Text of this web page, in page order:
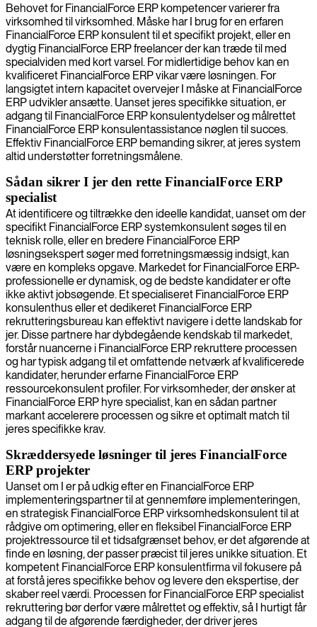
Behovet for FinancialForce ERP kompetencer varierer fra
virksomhed til virksomhed. Måske har I brug for en erfaren
FinancialForce ERP konsulent til et specifikt projekt, eller en
dygtig FinancialForce ERP freelancer der kan træde til med
specialviden med kort varsel. For midlertidige behov kan en
kvalificeret FinancialForce ERP vikar være løsningen. For
langsigtet intern kapacitet overvejer I måske at FinancialForce
ERP udvikler ansætte. Uanset jeres specifikke situation, er
adgang til FinancialForce ERP konsulentydelser og målrettet
FinancialForce ERP konsulentassistance nøglen til succes.
Effektiv FinancialForce ERP bemanding sikrer, at jeres system
altid understøtter forretningsmålene.
Sådan sikrer I jer den rette FinancialForce ERP
specialist
At identificere og tiltrække den ideelle kandidat, uanset om der
specifikt FinancialForce ERP systemkonsulent søges til en
teknisk rolle, eller en bredere FinancialForce ERP
løsningsekspert søger med forretningsmæssig indsigt, kan
være en kompleks opgave. Markedet for FinancialForce ERP-
professionelle er dynamisk, og de bedste kandidater er ofte
ikke aktivt jobsøgende. Et specialiseret FinancialForce ERP
konsulenthus eller et dedikeret FinancialForce ERP
rekrutteringsbureau kan effektivt navigere i dette landskab for
jer. Disse partnere har dybdegående kendskab til markedet,
forstår nuancerne i FinancialForce ERP rekruttere processen
og har typisk adgang til et omfattende netværk af kvalificerede
kandidater, herunder erfarne FinancialForce ERP
ressourcekonsulent profiler. For virksomheder, der ønsker at
FinancialForce ERP hyre specialist, kan en sådan partner
markant accelerere processen og sikre et optimalt match til
jeres specifikke krav.
Skræddersyede løsninger til jeres FinancialForce
ERP projekter
Uanset om I er på udkig efter en FinancialForce ERP
implementeringspartner til at gennemføre implementeringen,
en strategisk FinancialForce ERP virksomhedskonsulent til at
rådgive om optimering, eller en fleksibel FinancialForce ERP
projektressource til et tidsafgrænset behov, er det afgørende at
finde en løsning, der passer præcist til jeres unikke situation. Et
kompetent FinancialForce ERP konsulentfirma vil fokusere på
at forstå jeres specifikke behov og levere den ekspertise, der
skaber reel værdi. Processen for FinancialForce ERP specialist
rekruttering bør derfor være målrettet og effektiv, så I hurtigt får
adgang til de afgørende færdigheder, der driver jeres